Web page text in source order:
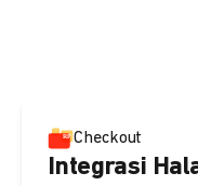
Checkout
Integrasi